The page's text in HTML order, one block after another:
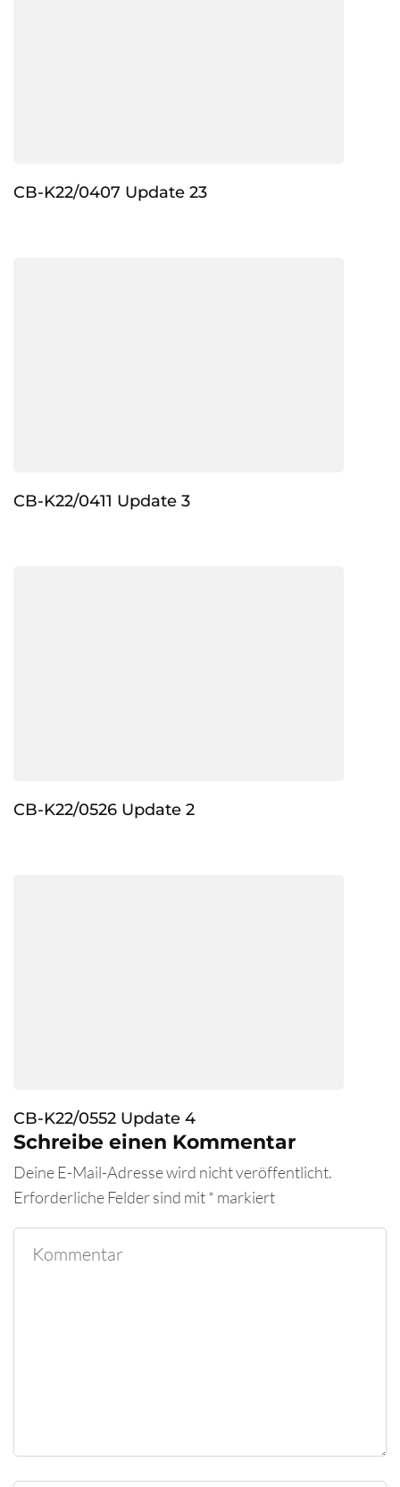
CB-K22/0407 Update 23
CB-K22/0411 Update 3
CB-K22/0526 Update 2
CB-K22/0552 Update 4
Schreibe einen Kommentar
Deine E-Mail-Adresse wird nicht veröffentlicht.
Erforderliche Felder sind mit* markiert